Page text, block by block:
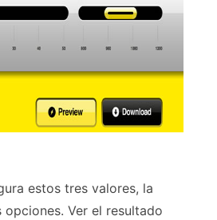
estos tres valores, la
Ver el resultado